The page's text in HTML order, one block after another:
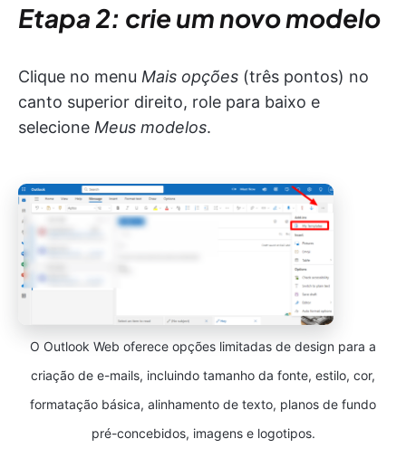
Etapa 2: crie um novo modelo
Clique no menu Mais opções (três pontos) no
canto superior direito, role para baixo e
selecione Meus modelos.
O Outlook Web oferece opções limitadas de design para a
criação de e-mails, incluindo tamanho da fonte, estilo, cor,
formatação básica, alinhamento de texto, planos de fundo
pré-concebidos, imagens e logotipos.